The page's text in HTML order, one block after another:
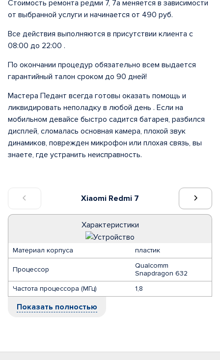
Xiaomi Redmi 7
Характеристики
Материал корпуса пластик
Процессор
Qualcomm
Snapdragon 632
Частота процессора (МГц)
1,8
Показать полностью
Стоимость ремонта редми 7, 7а меняется в зависимости
от выбранной услуги и начинается от 490 руб.
Все действия выполняются в присутствии клиента с
08:00 до 22:00 .
По окончании процедур обязательно всем выдается
гарантийный талон сроком до 90 дней!
Мастера Педант всегда готовы оказать помощь и
ликвидировать неполадку в любой день . Если на
мобильном девайсе быстро садится батарея, разбился
дисплей, сломалась основная камера, плохой звук
динамиков, поврежден микрофон или плохая связь, вы
знаете, где устранить неисправность.